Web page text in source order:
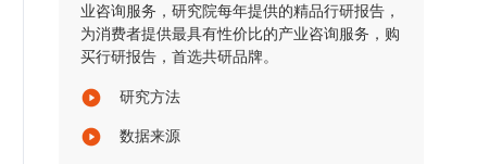
业咨询服务，研究院每年提供的精品行研报告，
为消费者提供最具有性价比的产业咨询服务，购
买行研报告，首选共研品牌。
研究方法
数据来源